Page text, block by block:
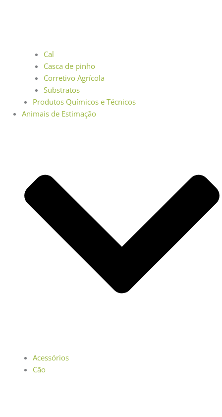
Cal
Casca de pinho
Corretivo Agrícola
Substratos
Produtos Químicos e Técnicos
Animais de Estimação
Acessórios
Cão